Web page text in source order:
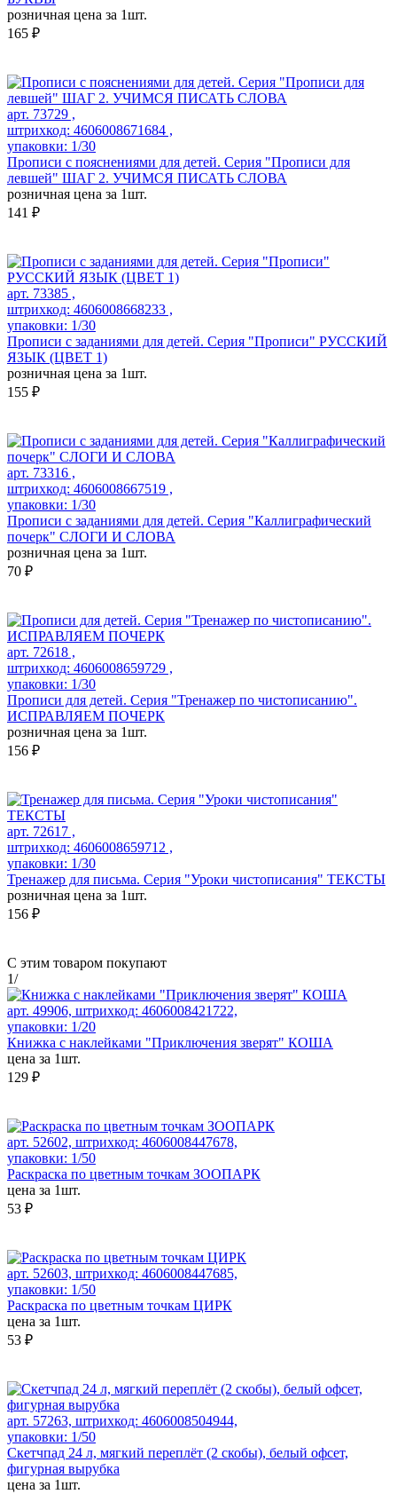
розничная цена за 1шт.
165 ₽
арт. 73729 ,
штрихкод: 4606008671684 ,
упаковки: 1/30
Прописи с пояснениями для детей. Серия "Прописи для
левшей" ШАГ 2. УЧИМСЯ ПИСАТЬ СЛОВА
розничная цена за 1шт.
141 ₽
арт. 73385 ,
штрихкод: 4606008668233 ,
упаковки: 1/30
Прописи с заданиями для детей. Серия "Прописи" РУССКИЙ
ЯЗЫК (ЦВЕТ 1)
розничная цена за 1шт.
155 ₽
арт. 73316 ,
штрихкод: 4606008667519 ,
упаковки: 1/30
Прописи с заданиями для детей. Серия "Каллиграфический
почерк" СЛОГИ И СЛОВА
розничная цена за 1шт.
70 ₽
арт. 72618 ,
штрихкод: 4606008659729 ,
упаковки: 1/30
Прописи для детей. Серия "Тренажер по чистописанию".
ИСПРАВЛЯЕМ ПОЧЕРК
розничная цена за 1шт.
156 ₽
арт. 72617 ,
штрихкод: 4606008659712 ,
упаковки: 1/30
Тренажер для письма. Серия "Уроки чистописания" ТЕКСТЫ
розничная цена за 1шт.
156 ₽
С этим товаром покупают
1/
арт. 49906, штрихкод: 4606008421722,
упаковки: 1/20
Книжка с наклейками "Приключения зверят" КОША
цена за 1шт.
129 ₽
арт. 52602, штрихкод: 4606008447678,
упаковки: 1/50
Раскраска по цветным точкам ЗООПАРК
цена за 1шт.
53 ₽
арт. 52603, штрихкод: 4606008447685,
упаковки: 1/50
Раскраска по цветным точкам ЦИРК
цена за 1шт.
53 ₽
арт. 57263, штрихкод: 4606008504944,
упаковки: 1/50
Скетчпад 24 л, мягкий переплёт (2 скобы), белый офсет,
фигурная вырубка
цена за 1шт.